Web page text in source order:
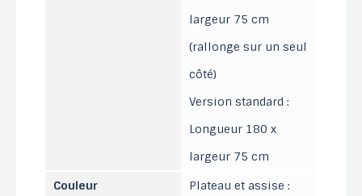
largeur 75 cm
(rallonge sur un seul
côté)
Version standard :
Longueur 180 x
largeur 75 cm
Couleur
Plateau et assise :